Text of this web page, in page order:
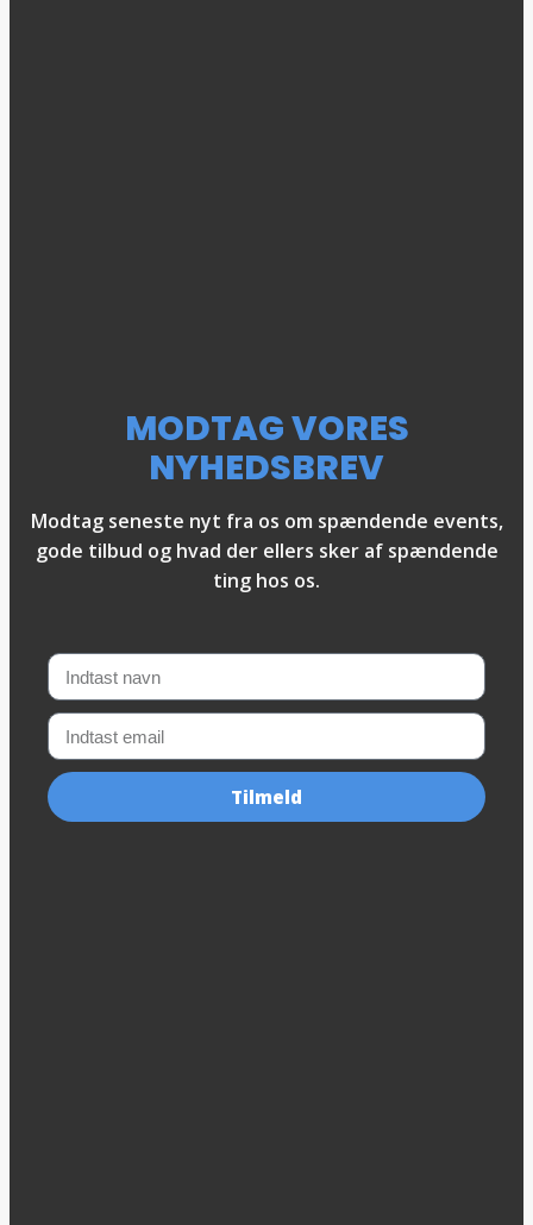
MODTAG VORES
NYHEDSBREV
Modtag seneste nyt fra os om spændende events,
gode tilbud og hvad der ellers sker af spændende
ting hos os.
Tilmeld